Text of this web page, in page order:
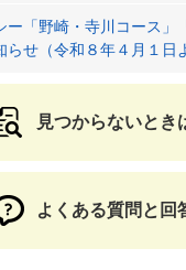
「野崎・寺川コース」
せ（令和８年４月１日
見つからないとき
よくある質問と回